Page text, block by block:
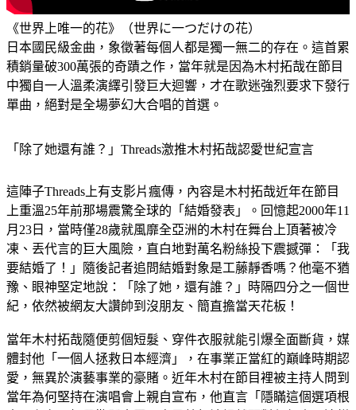
《世界上唯一的花》（世界に一つだけの花）
日本國民級金曲，象徵著每個人都是獨一無二的存在。這首累
積銷量破300萬張的奇蹟之作，當年就是因為木村拓哉在節目
中獨自一人溫柔演繹引發巨大迴響，才在歌迷強烈要求下發行
單曲，絕對是全場夢幻大合唱的首選。
「除了她還有誰？」Threads激推木村拓哉認愛世紀宣言
這陣子Threads上有支影片瘋傳，內容是木村拓哉近年在節目
上重溫25年前那場震驚全球的「結婚發表」。回憶起2000年11
月23日，當時僅28歲就風靡全亞洲的木村在舞台上頂著被冷
凍、丟代言的巨大風險，直白地對萬名粉絲投下震撼彈：「我
要結婚了！」隨後記者追問結婚對象是工藤靜香嗎？他毫不猶
豫、眼神堅定地說：「除了她，還有誰？」時隔四分之一個世
紀，依然被網友大讚帥到沒朋友、簡直擔當天花板！
當年木村拓哉隨便剪個短髮、穿件衣服就能引爆全面斷貨，媒
體封他「一個人拯救日本經濟」，在事業正當紅的巔峰時期認
愛，無異於演藝事業的豪賭。近年木村在節目裡被主持人問到
當年為何堅持在演唱會上親自宣布，他直言「隱瞞這個選項根